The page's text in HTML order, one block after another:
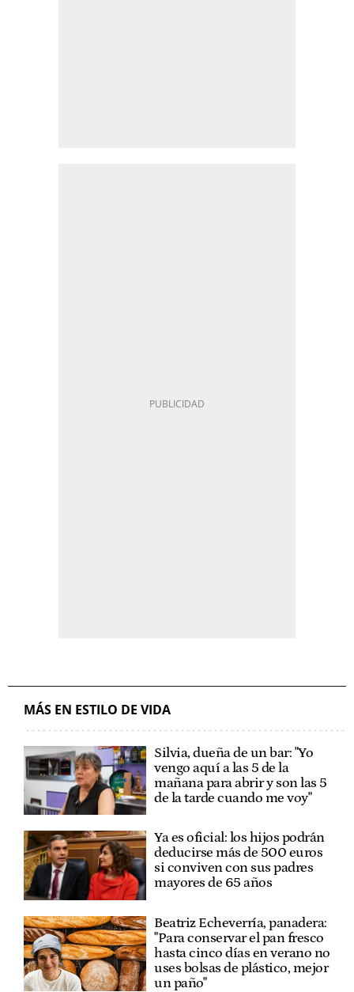
MÁS EN ESTILO DE VIDA
Silvia, dueña de un bar: "Yo
vengo aquí a las 5 de la
mañana para abrir y son las 5
de la tarde cuando me voy"
Ya es oficial: los hijos podrán
deducirse más de 500 euros
si conviven con sus padres
mayores de 65 años
Beatriz Echeverría, panadera:
"Para conservar el pan fresco
hasta cinco días en verano no
uses bolsas de plástico, mejor
un paño"